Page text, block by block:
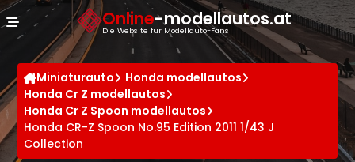
Online-modellautos.at
Die Website für Modellauto-Fans
Miniaturauto
Honda modellautos
Honda Cr Z modellautos
Honda Cr Z Spoon modellautos
Honda CR-Z Spoon No.95 Edition 2011 1/43 J
Collection
Cookie-Einstellungen